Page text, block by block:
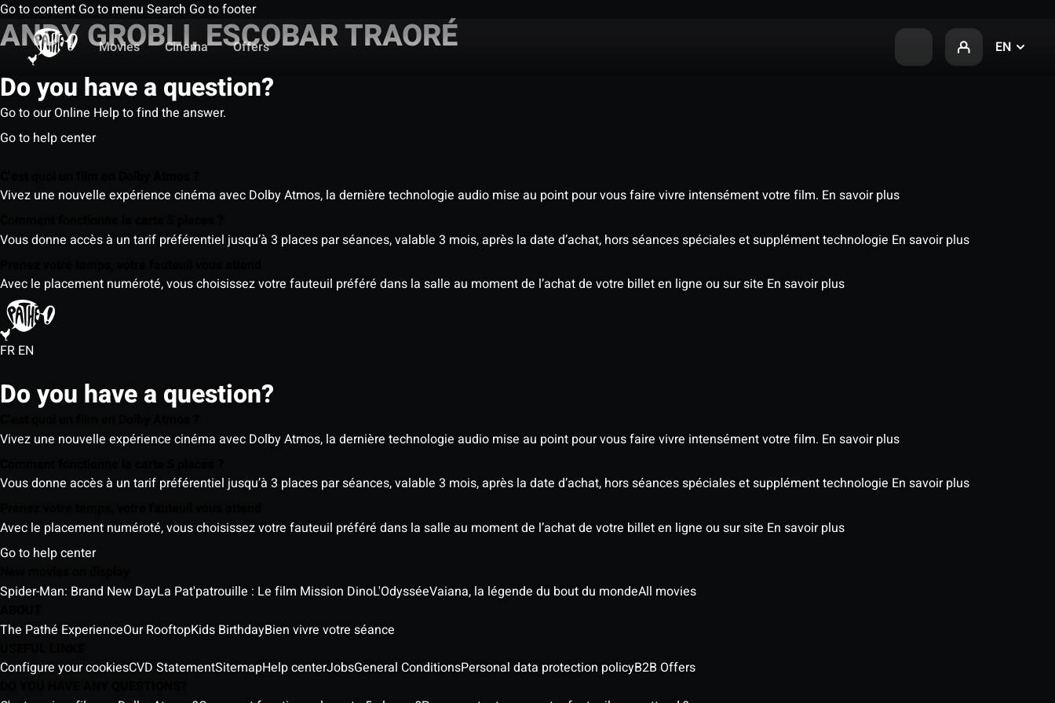
Go to content Go to menu Search Go to footer
Movies
Cinema Offers EN
ANDY GROBLI, ESCOBAR TRAORÉ
Do you have a question?
Go to our Online Help to find the answer.
Go to help center
Vivez une nouvelle expérience cinéma avec Dolby Atmos, la dernière technologie audio mise au point pour vous faire vivre intensément votre film. En savoir plus
Vous donne accès à un tarif préférentiel jusqu’à 3 places par séances, valable 3 mois, après la date d’achat, hors séances spéciales et supplément technologie En savoir plus
Avec le placement numéroté, vous choisissez votre fauteuil préféré dans la salle au moment de l’achat de votre billet en ligne ou sur site En savoir plus
FR EN
Do you have a question?
Vivez une nouvelle expérience cinéma avec Dolby Atmos, la dernière technologie audio mise au point pour vous faire vivre intensément votre film. En savoir plus
Vous donne accès à un tarif préférentiel jusqu’à 3 places par séances, valable 3 mois, après la date d’achat, hors séances spéciales et supplément technologie En savoir plus
Avec le placement numéroté, vous choisissez votre fauteuil préféré dans la salle au moment de l’achat de votre billet en ligne ou sur site En savoir plus
Go to help center
Spider-Man: Brand New DayLa Pat'patrouille : Le film Mission DinoL'OdysséeVaiana, la légende du bout du mondeAll movies
The Pathé ExperienceOur RooftopKids BirthdayBien vivre votre séance
Configure your cookiesCVD StatementSitemapHelp centerJobsGeneral ConditionsPersonal data protection policyB2B Offers